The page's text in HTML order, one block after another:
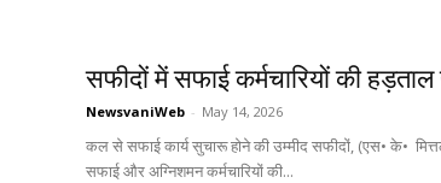
सफीदों में सफाई कर्मचारियों की
NewsvaniWeb - May 14, 2026
कल से सफाई कार्य सुचारू होने की उम्मीद सफीदों, (एस• के•
सफाई और अग्निशमन कर्मचारियों की...